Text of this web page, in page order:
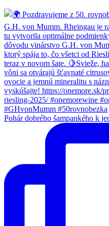
Pohár dobrého šampankého k